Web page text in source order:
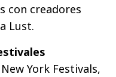
con creadores
Lust.
York Festivals,